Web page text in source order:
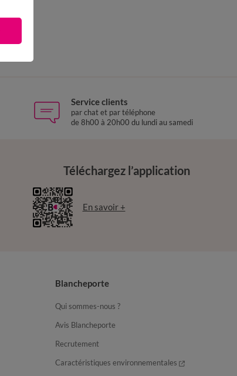
Service clients
par chat et par téléphone
de 8h00 à 20h00 du lundi au samedi
Téléchargez l’application
En savoir +
Blancheporte
Qui sommes-nous ?
Avis Blancheporte
Recrutement
Caractéristiques environnementales